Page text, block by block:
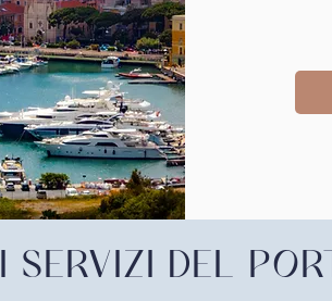
I SERVIZI DEL